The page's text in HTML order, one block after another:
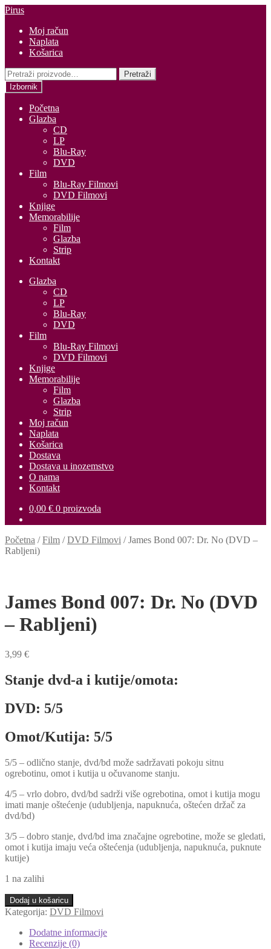
Preskoči
navigaciju
Skoči
sadržaja
Pirus
Moj račun
Naplata
Košarica
Pretraži:
Pretraži
Izbornik
Početna
Glazba
CD
LP
Blu-Ray
DVD
Film
Blu-Ray Filmovi
DVD Filmovi
Knjige
Memorabilije
Film
Glazba
Strip
Kontakt
Glazba
CD
LP
Blu-Ray
DVD
Film
Blu-Ray Filmovi
DVD Filmovi
Knjige
Memorabilije
Film
Glazba
Strip
Moj račun
Naplata
Košarica
Dostava
Dostava u inozemstvo
O nama
Kontakt
0,00 € 0 proizvoda
Početna /Film /DVD Filmovi /James Bond 007: Dr. No (DVD –
Rabljeni)
James Bond 007: Dr. No (DVD
– Rabljeni)
3,99 €
Stanje dvd-a i kutije/omota:
DVD: 5/5
Omot/Kutija: 5/5
5/5 – odlično stanje, dvd/bd može sadržavati pokoju sitnu
ogrebotinu, omot i kutija u očuvanome stanju.
4/5 – vrlo dobro, dvd/bd sadrži više ogrebotina, omot i kutija mogu
imati manje oštećenje (udubljenja, napuknuća, oštećen držač za
dvd/bd)
3/5 – dobro stanje, dvd/bd ima značajne ogrebotine, može se gledati,
omot i kutija imaju veća oštećenja (udubljenja, napuknuća, puknute
kutije)
1 na zalihi
James
Bond
Dodaj u košaricu
Kategorija: DVD Filmovi
Dodatne informacije
Recenzije (0)